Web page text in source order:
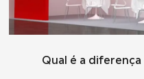
Qual é a